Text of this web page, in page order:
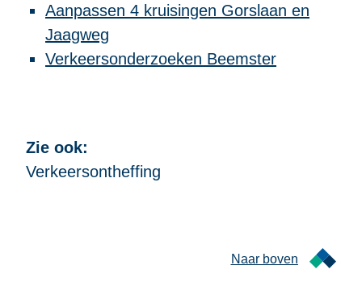
Aanpassen 4 kruisingen Gorslaan en
Jaagweg
Verkeersonderzoeken Beemster
Zie ook:
Verkeersontheffing
Naar boven